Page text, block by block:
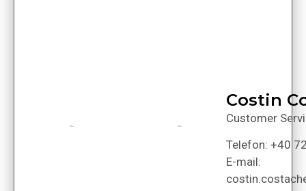
Costin
Customer
Telefon: +40
E-mail: